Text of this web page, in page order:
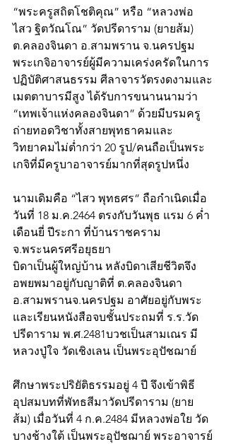
“พระครูสถิตโชติคุณ” หรือ “หลวงพ่อ
ไสว ฐิตวัณโณ” วัดปรีดาราม (ยายส้ม)
ต.คลองจินดา อ.สามพราน จ.นครปฐม
พระเกจิอาจารย์ผู้มีความเคร่งครัดในการ
ปฏิบัติศาสนธรรม ศีลาจารวัตรงดงามและ
เมตตาบารมีสูง ได้รับการขนานนามว่า
“เทพเจ้าแห่งคลองจินดา” ด้วยมีบรมครู
ถ่ายทอดวิชาทั้งสายพุทธาคมและ
วิทยาคมไม่ต่ำกว่า 20 รูป/คนถือเป็นพระ
เกจิที่มีครูบาอาจารย์มากที่สุดรูปหนึ่ง
นามเดิมคือ “ไสว พุทธศร” ถือกำเนิดเมื่อ
วันที่ 18 ม.ค.2464 ตรงกับวันพุธ แรม 6 ค่ำ
เดือนยี่ ปีระกา ที่บ้านราชคราม
จ.พระนครศรีอยุธยา
บิดาเป็นผู้ใหญ่บ้าน หลังบิดาเสียชีวิตจึง
อพยพมาอยู่กับญาติที่ ต.คลองจินดา
อ.สามพรานจ.นครปฐม อาศัยอยู่กับพระ
และเรียนหนังสือจบชั้นประถมที่ ร.ร.วัด
ปรีดาราม พ.ศ.2481บวชเป็นสามเณร มี
หลวงปู่ใจ วัดเชิงเลน เป็นพระอุปัชฌาย์
ศึกษาพระปริยัติธรรมอยู่ 4 ปี จึงเข้าพิธี
อุปสมบทที่พัทธสีมาวัดปรีดาราม (ยาย
ส้ม) เมื่อวันที่ 4 ก.ค.2484 มีหลวงพ่อใย วัด
บางช้างใต้ เป็นพระอุปัชฌาย์ พระอาจารย์